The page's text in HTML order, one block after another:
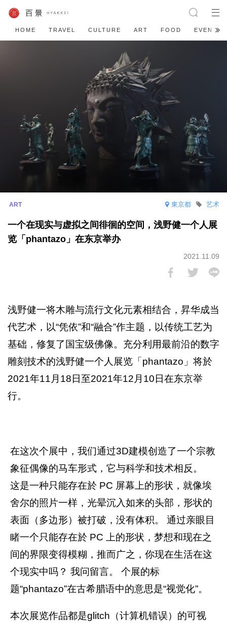
HOME TRAVEL CULTURE ART FOOD EVENT
東京都 艺术
一个在现实与虚拟之间徘徊的空间，浅野健一个人展
览「phantazo」在东京举办
2021.11.09
浅野健一将木雕与流行文化元素相结合，昇华成当
代艺术，以“凭依”和“融合”作主题，以传统工艺为
基础，修复了国宝级佛像。充分利用最前沿的数字
雕刻技术的浅野健一个人展览「phantazo」将於
2021年11月18日至2021年12月10日在东京举
行。
在这次个展中，我们通过3D建模创造了一个宗教
象征偶像的马车形式，它与科学和技术相反。
这是一种只能存在於 PC 屏幕上的形状，就像埃
舍尔的照片一样，光晕沉入如来的头部，形状的
表面（多边形）被打破，没有体积。 通过亲眼目
睹一个只能存在於 PC 上的形状，梦想和现在之
间的界限变得模糊，推而广之，你现在生活在这
个现实中吗？ 我问留言。 个展的标
题“phantazo”在古希腊语中的意思是“视觉化”。
本次展览作品都是glitch（计算机错误）的可视